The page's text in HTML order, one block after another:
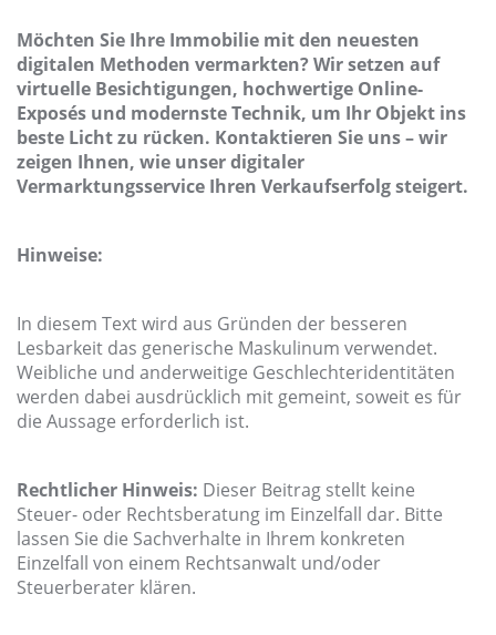
Möchten Sie Ihre Immobilie mit den neuesten
digitalen Methoden vermarkten? Wir setzen auf
virtuelle Besichtigungen, hochwertige Online-
Exposés und modernste Technik, um Ihr Objekt ins
beste Licht zu rücken. Kontaktieren Sie uns – wir
zeigen Ihnen, wie unser digitaler
Vermarktungsservice Ihren Verkaufserfolg steigert.
Hinweise:
In diesem Text wird aus Gründen der besseren
Lesbarkeit das generische Maskulinum verwendet.
Weibliche und anderweitige Geschlechteridentitäten
werden dabei ausdrücklich mit gemeint, soweit es für
die Aussage erforderlich ist.
Rechtlicher Hinweis: Dieser Beitrag stellt keine
Steuer- oder Rechtsberatung im Einzelfall dar. Bitte
lassen Sie die Sachverhalte in Ihrem konkreten
Einzelfall von einem Rechtsanwalt und/oder
Steuerberater klären.